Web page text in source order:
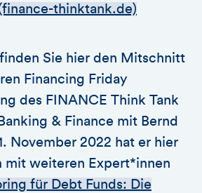
thinktank.de)
Sie hier den Mitschnitt
Financing Friday
des FINANCE Think Tank
& Finance mit Bernd
November 2022 hat er hier
mit weiteren Expert*innen
für Debt Funds: Die